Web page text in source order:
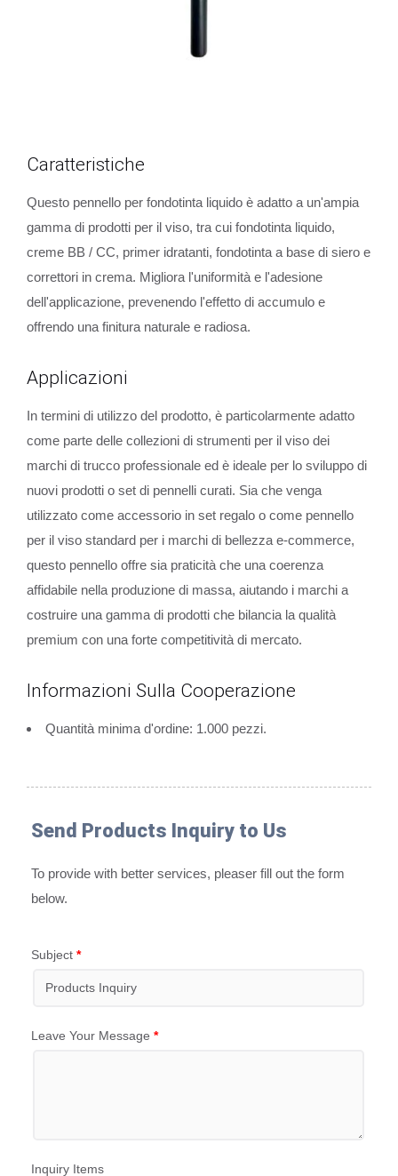
Caratteristiche
Questo pennello per fondotinta liquido è adatto a un'ampia
gamma di prodotti per il viso, tra cui fondotinta liquido,
creme BB / CC, primer idratanti, fondotinta a base di siero e
correttori in crema. Migliora l'uniformità e l'adesione
dell'applicazione, prevenendo l'effetto di accumulo e
offrendo una finitura naturale e radiosa.
Applicazioni
In termini di utilizzo del prodotto, è particolarmente adatto
come parte delle collezioni di strumenti per il viso dei
marchi di trucco professionale ed è ideale per lo sviluppo di
nuovi prodotti o set di pennelli curati. Sia che venga
utilizzato come accessorio in set regalo o come pennello
per il viso standard per i marchi di bellezza e-commerce,
questo pennello offre sia praticità che una coerenza
affidabile nella produzione di massa, aiutando i marchi a
costruire una gamma di prodotti che bilancia la qualità
premium con una forte competitività di mercato.
Informazioni Sulla Cooperazione
Quantità minima d'ordine: 1.000 pezzi.